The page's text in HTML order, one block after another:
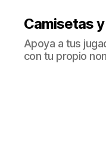
Camisetas
Apoya a tus
con tu propio